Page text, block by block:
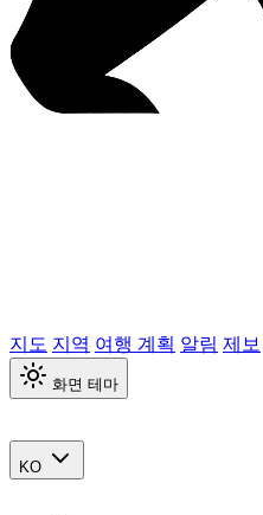
지도 지역 여행 계획 알림 제보
화면 테마
KO